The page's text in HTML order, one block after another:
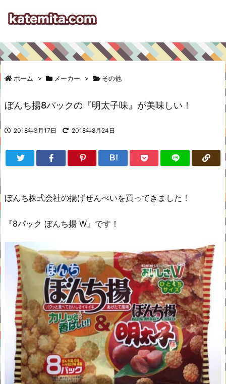
ホーム > メーカー > その他
ぼんち揚8パックの『明太子味』が美味しい！
2018年3月17日 2018年8月24日
B!
ぼんち株式会社の揚げせんべいを買ってきました！
『8パック ぼんち揚 W』です！